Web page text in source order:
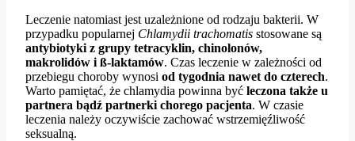
Leczenie natomiast jest uzależnione od rodzaju bakterii. W
przypadku popularnej Chlamydii trachomatis stosowane są
antybiotyki z grupy tetracyklin, chinolonów,
makrolidów i ß-laktamów. Czas leczenie w zależności od
przebiegu choroby wynosi od tygodnia nawet do czterech.
Warto pamiętać, że chlamydia powinna być leczona także u
partnera bądź partnerki chorego pacjenta. W czasie
leczenia należy oczywiście zachować wstrzemięźliwość
seksualną.